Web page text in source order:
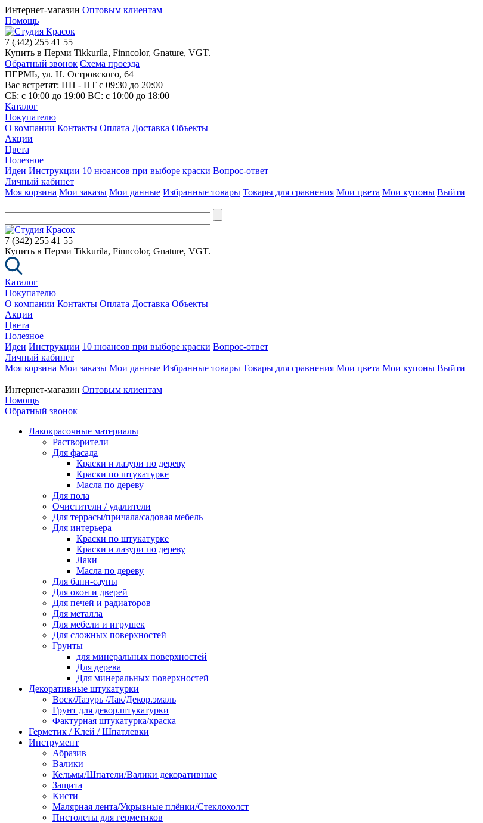
Интернет-магазин Оптовым клиентам
Помощь
7 (342) 255 41 55
Купить в Перми Tikkurila, Finncolor, Gnature, VGT.
Обратный звонок Схема проезда
ПЕРМЬ, ул. Н. Островского, 64
Вас встретят: ПН - ПТ с 09:30 до 20:00
СБ: с 10:00 до 19:00 ВС: с 10:00 до 18:00
Каталог
Покупателю
О компании Контакты Оплата Доставка Объекты
Акции
Цвета
Полезное
Идеи Инструкции 10 нюансов при выборе краски Вопрос-ответ
Личный кабинет
Моя корзина Мои заказы Мои данные Избранные товары Товары для сравнения Мои цвета Мои купоны Выйти
7 (342) 255 41 55
Купить в Перми Tikkurila, Finncolor, Gnature, VGT.
Каталог
Покупателю
О компании Контакты Оплата Доставка Объекты
Акции
Цвета
Полезное
Идеи Инструкции 10 нюансов при выборе краски Вопрос-ответ
Личный кабинет
Моя корзина Мои заказы Мои данные Избранные товары Товары для сравнения Мои цвета Мои купоны Выйти
Интернет-магазин Оптовым клиентам
Помощь
Обратный звонок
Лакокрасочные материалы
Растворители
Для фасада
Краски и лазури по дереву
Краски по штукатурке
Масла по дереву
Для пола
Очистители / удалители
Для террасы/причала/садовая мебель
Для интерьера
Краски по штукатурке
Краски и лазури по дереву
Лаки
Масла по дереву
Для бани-сауны
Для окон и дверей
Для печей и радиаторов
Для металла
Для мебели и игрушек
Для сложных поверхностей
Грунты
для минеральных поверхностей
Для дерева
Для минеральных поверхностей
Декоративные штукатурки
Воск/Лазурь /Лак/Декор.эмаль
Грунт для декор.штукатурки
Фактурная штукатурка/краска
Герметик / Клей / Шпатлевки
Инструмент
Абразив
Валики
Кельмы/Шпатели/Валики декоративные
Защита
Кисти
Малярная лента/Укрывные плёнки/Стеклохолст
Пистолеты для герметиков